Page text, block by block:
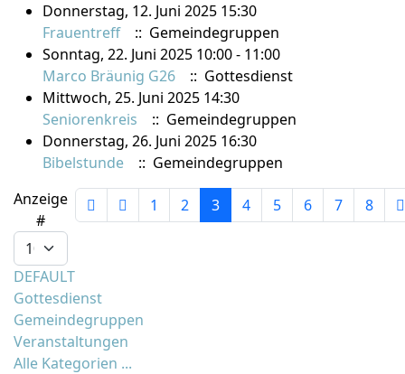
Donnerstag, 12. Juni 2025 15:30
Frauentreff
:: Gemeindegruppen
Sonntag, 22. Juni 2025 10:00 - 11:00
Marco Bräunig G26
:: Gottesdienst
Mittwoch, 25. Juni 2025 14:30
Seniorenkreis
:: Gemeindegruppen
Donnerstag, 26. Juni 2025 16:30
Bibelstunde
:: Gemeindegruppen
Limite der Paginierungsliste
Anzeige
#
1 2 3 4 5 6 7 8
DEFAULT
Gottesdienst
Gemeindegruppen
Veranstaltungen
Alle Kategorien ...